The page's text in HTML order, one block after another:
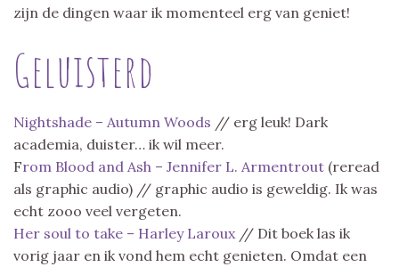
zijn de dingen waar ik momenteel erg van geniet!
Geluisterd
Nightshade – Autumn Woods // erg leuk! Dark
academia, duister… ik wil meer.
From Blood and Ash – Jennifer L. Armentrout (reread
als graphic audio) // graphic audio is geweldig. Ik was
echt zooo veel vergeten.
Her soul to take – Harley Laroux // Dit boek las ik
vorig jaar en ik vond hem echt genieten. Omdat een